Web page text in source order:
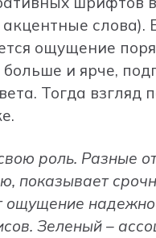
слова).
ощущение
и ярче,
Тогда взгляд
роль. Разные
показывает
Зеленый –